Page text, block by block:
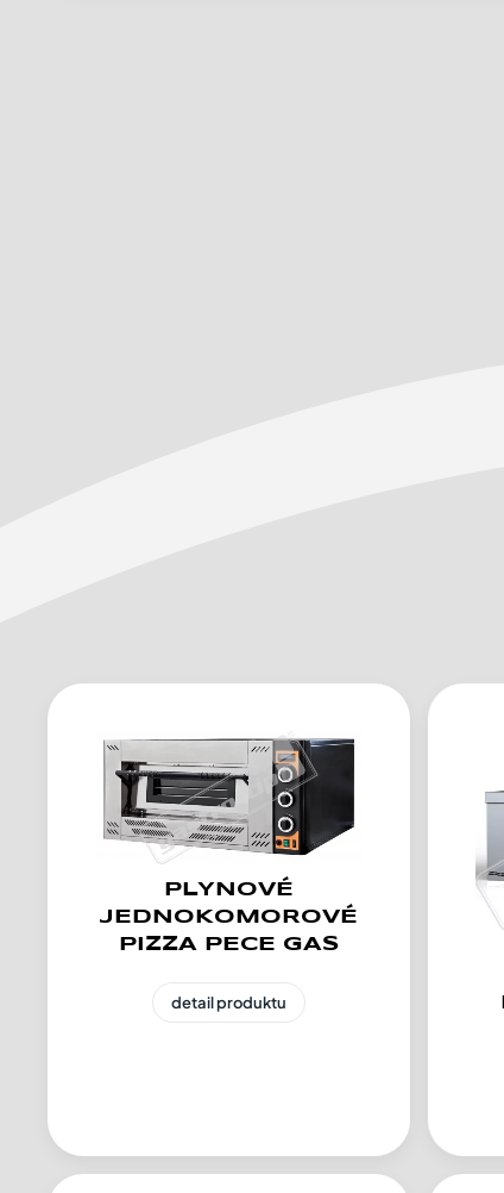
PLYNOVÉ
JEDNOKOMOROVÉ
PIZZA PECE GAS
detail produktu